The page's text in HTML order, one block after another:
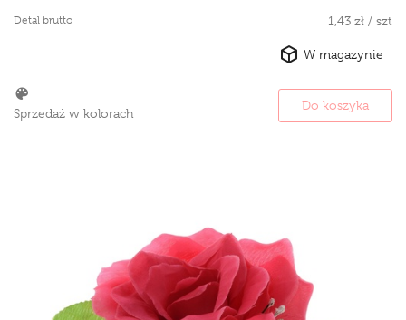
Detal brutto 1,43 zł / szt
Sprzedaż w kolorach
W magazynie
Do koszyka